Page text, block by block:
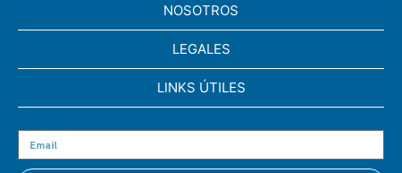
NOSOTROS
LEGALES
LINKS ÚTILES